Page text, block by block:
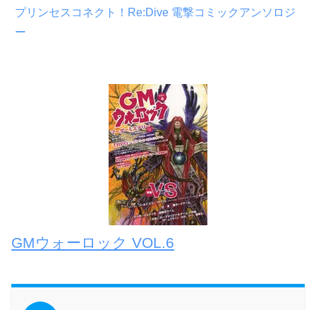
プリンセスコネクト！Re:Dive 電撃コミックアンソロジ
ー
GMウォーロック VOL.6